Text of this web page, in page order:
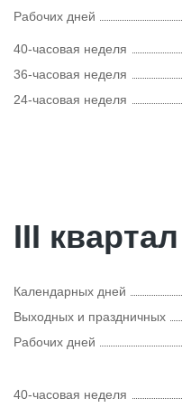
Рабочих дней
40-часовая неделя
36-часовая неделя
24-часовая неделя
III квартал
Календарных дней
Выходных и праздничных
Рабочих дней
40-часовая неделя